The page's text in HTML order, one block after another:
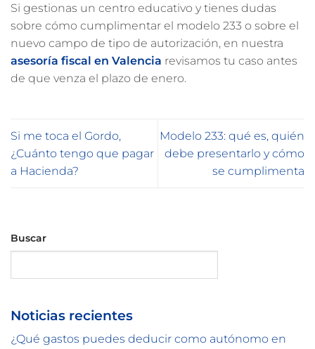
Si gestionas un centro educativo y tienes dudas
sobre cómo cumplimentar el modelo 233 o sobre el
nuevo campo de tipo de autorización, en nuestra
asesoría fiscal en Valencia revisamos tu caso antes
de que venza el plazo de enero.
Si me toca el Gordo,
¿Cuánto tengo que pagar
a Hacienda?
Modelo 233: qué es, quién
debe presentarlo y cómo
se cumplimenta
Buscar
Noticias recientes
¿Qué gastos puedes deducir como autónomo en